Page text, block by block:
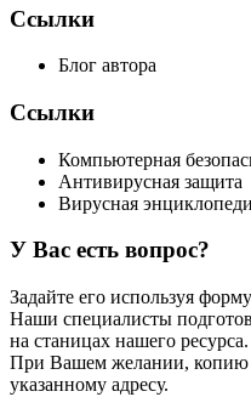
Ссылки
Блог автора
Ссылки
Компьютерная
Антивирусная защита
Вирусная
У Вас есть вопрос?
Задайте его используя
Наши специалисты
на станицах нашего ресурса.
При Вашем желании, копию
указанному адресу.